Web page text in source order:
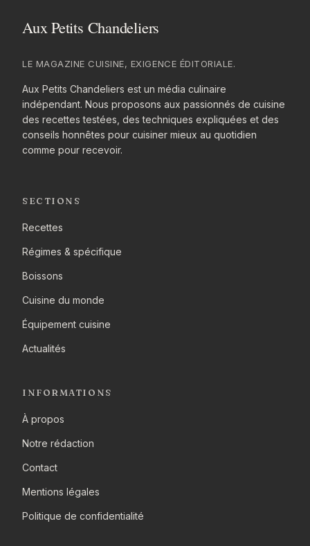
LE MAGAZINE CUISINE, EXIGENCE ÉDITORIALE.
Aux Petits Chandeliers est un média culinaire
indépendant. Nous proposons aux passionnés de cuisine
des recettes testées, des techniques expliquées et des
conseils honnêtes pour cuisiner mieux au quotidien
comme pour recevoir.
SECTIONS
Recettes
Régimes & spécifique
Boissons
Cuisine du monde
Équipement cuisine
Actualités
INFORMATIONS
À propos
Notre rédaction
Contact
Mentions légales
Politique de confidentialité